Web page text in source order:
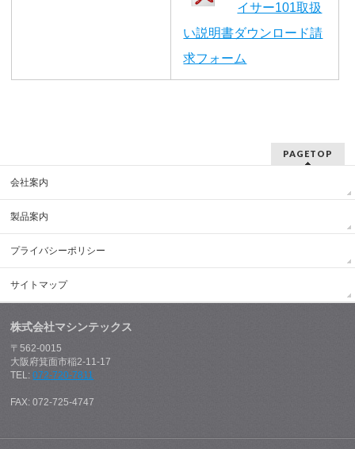
イサー101取扱
い説明書ダウンロード請
求フォーム
PAGETOP
会社案内
製品案内
プライバシーポリシー
サイトマップ
株式会社マシンテックス
〒562-0015
大阪府箕面市稲2-11-17
TEL:072-720-7811
FAX: 072-725-4747